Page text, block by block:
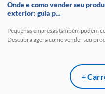
Onde e como vender seu
exterior: guia p...
Pequenas empresas também podem
Descubra agora como vender seu
+